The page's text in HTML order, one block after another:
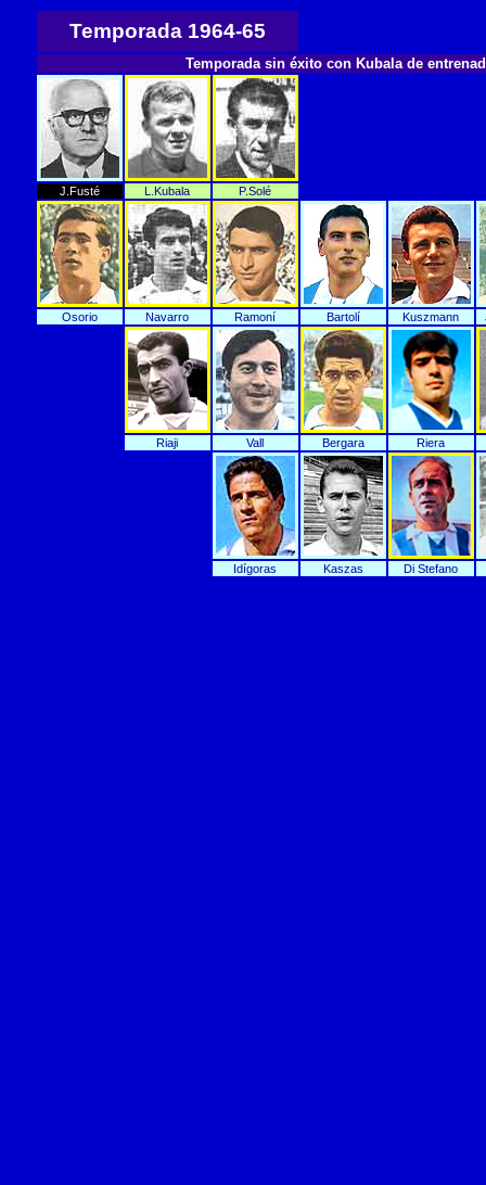
Temporada 1964-65
Temporada sin éxito con Kubala de
J.Fusté L.Kubala P.Solé
Osorio Navarro Ramoní Bartolí Kuszmann
Riaji Vall Bergara Riera
Idígoras Kaszas Di Stefano